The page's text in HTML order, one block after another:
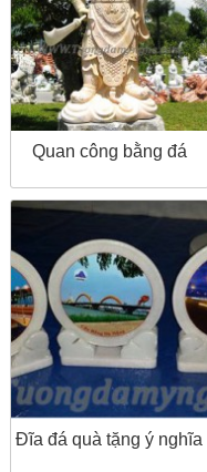
Quan công bằng đá
Đĩa đá quà tặng ý nghĩa